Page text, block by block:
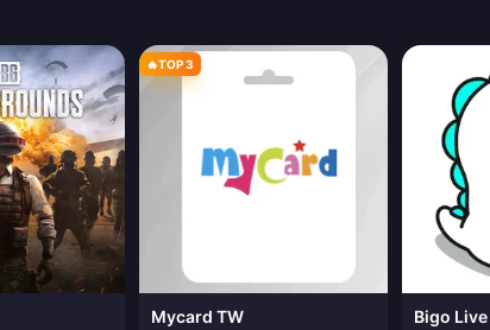
🔥TOP 3
Mycard TW Bigo Live